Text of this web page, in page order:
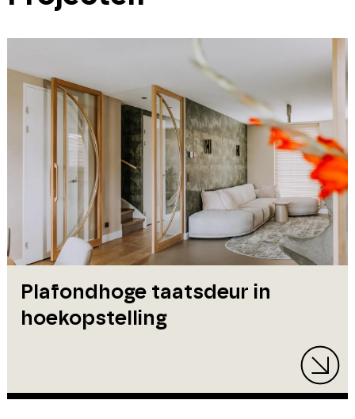
Plafondhoge taatsdeur in
hoekopstelling